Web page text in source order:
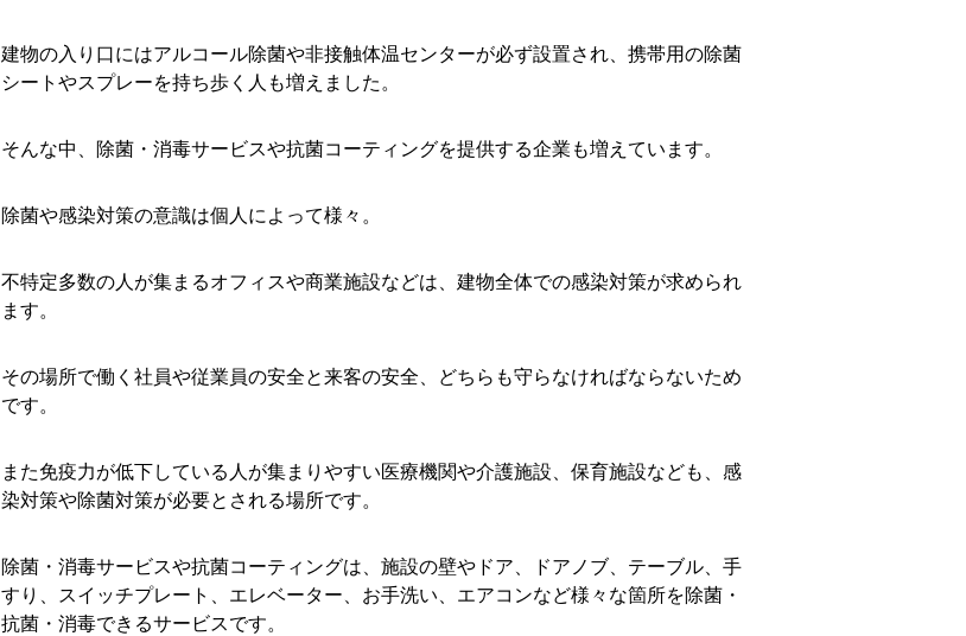
建物の入り口にはアルコール除菌や非接触体温センターが必ず設置され、携帯用の除菌
シートやスプレーを持ち歩く人も増えました。
そんな中、除菌・消毒サービスや抗菌コーティングを提供する企業も増えています。
除菌や感染対策の意識は個人によって様々。
不特定多数の人が集まるオフィスや商業施設などは、建物全体での感染対策が求められ
ます。
その場所で働く社員や従業員の安全と来客の安全、どちらも守らなければならないため
です。
また免疫力が低下している人が集まりやすい医療機関や介護施設、保育施設なども、感
染対策や除菌対策が必要とされる場所です。
除菌・消毒サービスや抗菌コーティングは、施設の壁やドア、ドアノブ、テーブル、手
すり、スイッチプレート、エレベーター、お手洗い、エアコンなど様々な箇所を除菌・
抗菌・消毒できるサービスです。